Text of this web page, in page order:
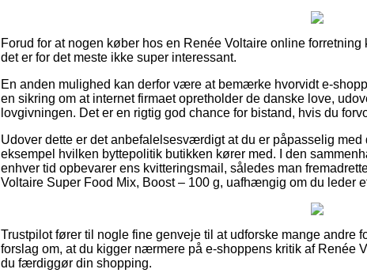
Forud for at nogen køber hos en Renée Voltaire online
det er for det meste ikke super interessant.
En anden mulighed kan derfor være at bemærke hvorvidt e-
en sikring om at internet firmaet opretholder de danske love,
lovgivningen. Det er en rigtig god chance for bistand, hvis du
Udover dette er det anbefalelsesværdigt at du er påpasselig
eksempel hvilken byttepolitik butikken kører med. I den
enhver tid opbevarer ens kvitteringsmail, således man
Voltaire Super Food Mix, Boost – 100 g, uafhængig om du leder
Trustpilot fører til nogle fine genveje til at udforske mange andre
forslag om, at du kigger nærmere på e-shoppens kritik af Renée
du færdiggør din shopping.